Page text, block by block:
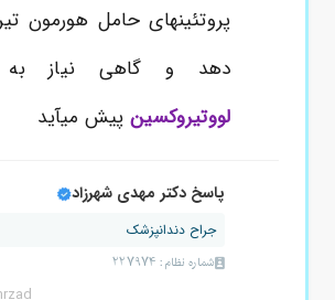
پروتئینهای حامل هورمون
دهد و گاهی نیاز به
لووتیروکسینپیش میآید
پاسخ دکتر مهدی شهرزاد
جراح دندانپزشک
شماره نظام: 227974